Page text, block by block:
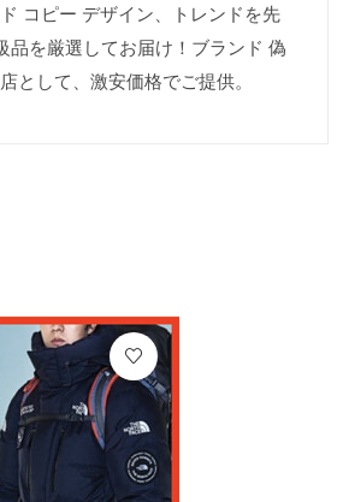
コピー デザイン、トレンドを先
品を厳選してお届け！ブランド 偽
として、激安価格でご提供。